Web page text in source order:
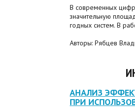
В современных
значительную
годных систем. В
Авторы: Рябцев
АНАЛИЗ
ПРИ